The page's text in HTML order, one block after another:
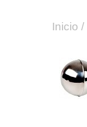
Inicio /